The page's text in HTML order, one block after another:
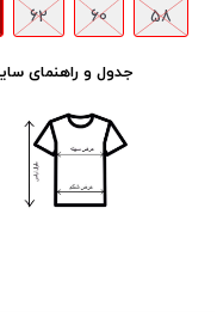
58
60
62
جدول و راهنمای